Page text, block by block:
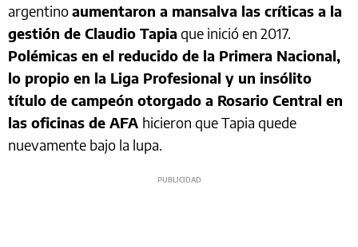
argentinoaumentaron a mansalva las críticas a la
gestión de Claudio Tapia que inició en 2017.
Polémicas en el reducido de la Primera Nacional,
lo propio en la Liga Profesional y un insólito
título de campeón otorgado a Rosario Central en
las oficinas de AFA hicieron que Tapia quede
nuevamente bajo la lupa.